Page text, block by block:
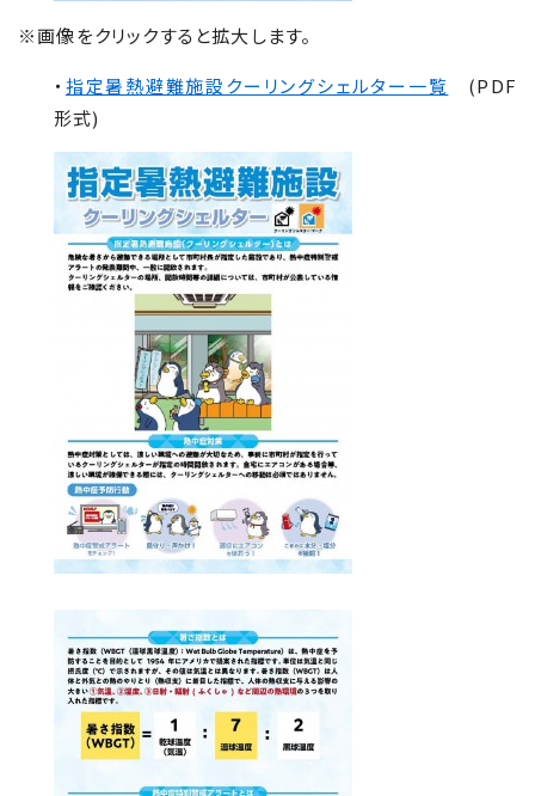
※画像をクリックすると拡大します。
・ 指定暑熱避難施設クーリングシェルター一覧
(PDF
形式)